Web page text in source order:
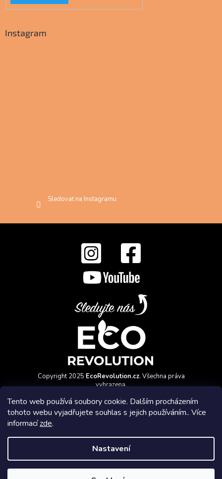
Tento web používá soubory cookie. Dalším procházením
tohoto webu vyjadřujete souhlas s jejich používáním.. Více
informacízde.
Nastavení
Instagram
Sledovat na Instagramu
Copyright 2025 EcoRevolution.cz. Všechna práva
vyhrazena.
Affiliate program